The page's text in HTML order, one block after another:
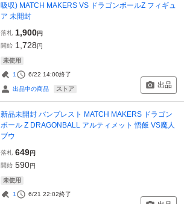
吸収) MATCH MAKERS VS ドラゴンボールZ フィギュ
ア 未開封
落札 1,900円
開始 1,728円
未使用
1 6/22 14:00終了
出品中の商品 ストア 出品
新品未開封 バンプレスト MATCH MAKERS ドラゴン
ボール Z DRAGONBALL アルティメット 悟飯 VS魔人
ブウ
落札 649円
開始 590円
未使用
1 6/21 22:02終了